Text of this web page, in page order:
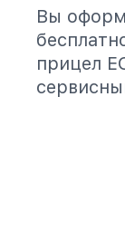
Вы
прицел